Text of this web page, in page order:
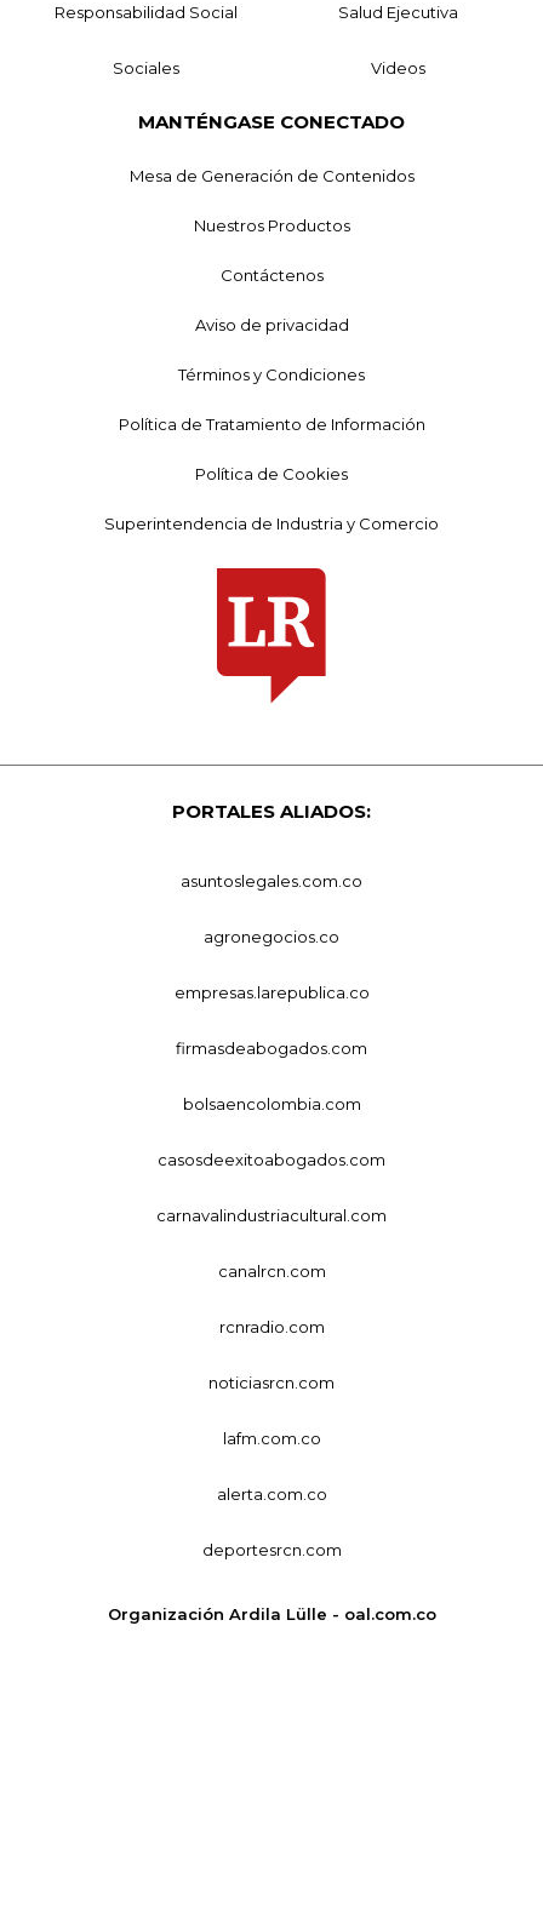
Responsabilidad Social Salud Ejecutiva
Sociales Videos
MANTÉNGASE CONECTADO
Mesa de Generación de Contenidos
Nuestros Productos
Contáctenos
Aviso de privacidad
Términos y Condiciones
Política de Tratamiento de Información
Política de Cookies
Superintendencia de Industria y Comercio
PORTALES ALIADOS:
asuntoslegales.com.co
agronegocios.co
empresas.larepublica.co
firmasdeabogados.com
bolsaencolombia.com
casosdeexitoabogados.com
carnavalindustriacultural.com
canalrcn.com
rcnradio.com
noticiasrcn.com
lafm.com.co
alerta.com.co
deportesrcn.com
Organización Ardila Lülle - oal.com.co